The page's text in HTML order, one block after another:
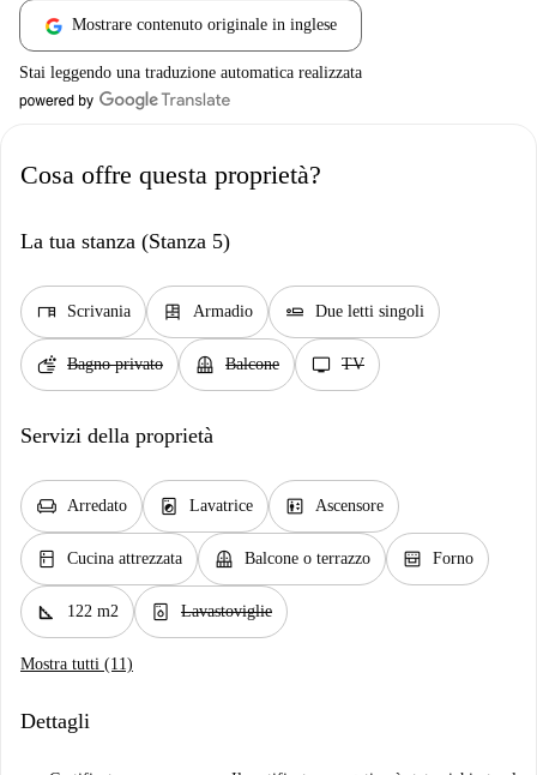
Mostrare contenuto originale in inglese
Stai leggendo una traduzione automatica realizzata
Cosa offre questa proprietà?
La tua stanza (Stanza 5)
desk Scrivania dresser Armadio airline_seat_flat Due letti singoli
soap Bagno privato balcony Balcone tv TV
Servizi della proprietà
chair Arredato local_laundry_service Lavatrice elevator Ascensore
kitchen Cucina attrezzata balcony Balcone o terrazzo oven_gen Forno
square_foot 122 m2 dishwasher_gen Lavastoviglie
Mostra tutti (11)
Dettagli